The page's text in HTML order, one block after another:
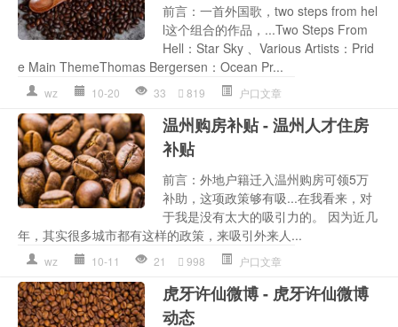
前言：一首外国歌，two steps from hel
l这个组合的作品，...Two Steps From
Hell：Star Sky 、Various Artists：Prid
e Main ThemeThomas Bergersen：Ocean Pr...
wz 10-20 33 819 户口文章
温州购房补贴 - 温州人才住房
补贴
前言：外地户籍迁入温州购房可领5万
补助，这项政策够有吸...在我看来，对
于我是没有太大的吸引力的。 因为近几
年，其实很多城市都有这样的政策，来吸引外来人...
wz 10-11 21 998 户口文章
虎牙许仙微博 - 虎牙许仙微博
动态